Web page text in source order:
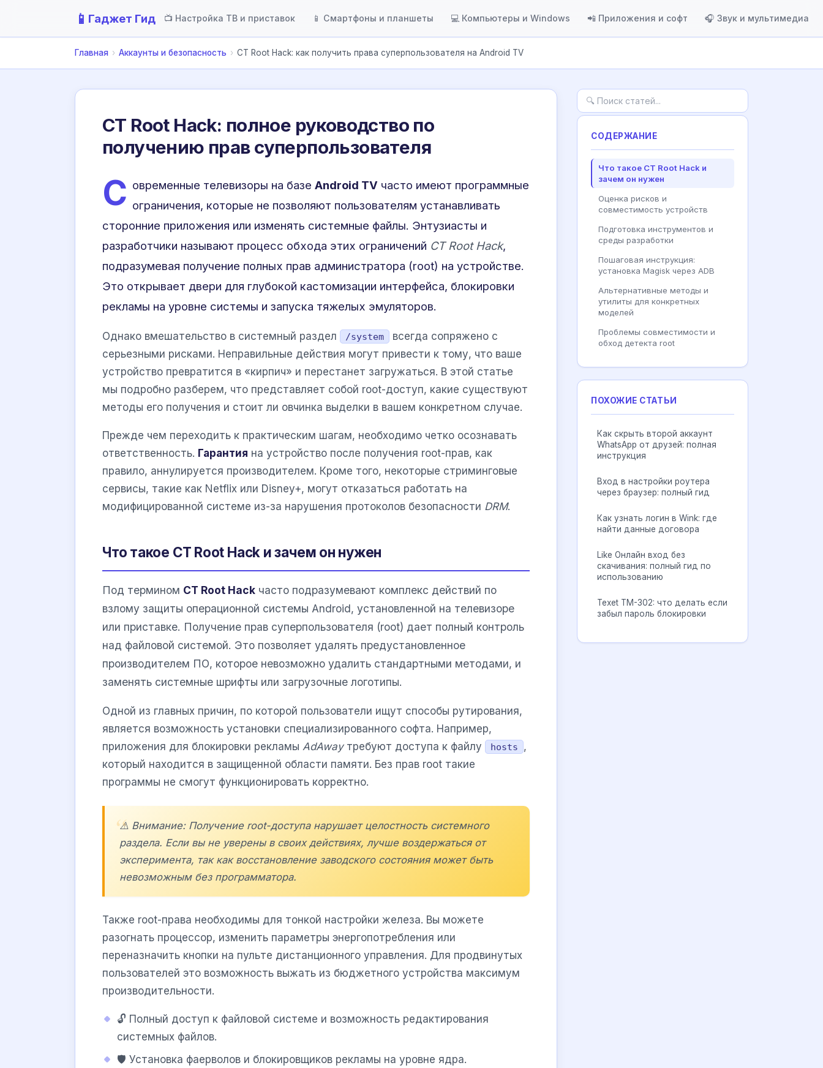
📱 Гаджет Гид 📺 Настройка ТВ и приставок 📱 Смартфоны и планшеты 💻 Компьютеры и Windows 📲 Приложения и софт 🎧 Звук и мультимедиа
Главная › Аккаунты и безопасность › CT Root Hack: как получить права суперпользователя на Android TV
CT Root Hack: полное руководство по
получению прав суперпользователя
С овременные телевизоры на базе Android TV часто имеют программные
ограничения, которые не позволяют пользователям устанавливать
сторонние приложения или изменять системные файлы. Энтузиасты и
разработчики называют процесс обхода этих ограничений CT Root Hack,
подразумевая получение полных прав администратора (root) на устройстве.
Это открывает двери для глубокой кастомизации интерфейса, блокировки
рекламы на уровне системы и запуска тяжелых эмуляторов.
Однако вмешательство в системный раздел /system
всегда сопряжено с
серьезными рисками. Неправильные действия могут привести к тому, что ваше
устройство превратится в «кирпич» и перестанет загружаться. В этой статье
мы подробно разберем, что представляет собой root-доступ, какие существуют
методы его получения и стоит ли овчинка выделки в вашем конкретном случае.
Прежде чем переходить к практическим шагам, необходимо четко осознавать
ответственность. Гарантия на устройство после получения root-прав, как
правило, аннулируется производителем. Кроме того, некоторые стриминговые
сервисы, такие как Netflix или Disney+, могут отказаться работать на
модифицированной системе из-за нарушения протоколов безопасности DRM.
Что такое CT Root Hack и зачем он нужен
Под термином CT Root Hack часто подразумевают комплекс действий по
взлому защиты операционной системы Android, установленной на телевизоре
или приставке. Получение прав суперпользователя (root) дает полный контроль
над файловой системой. Это позволяет удалять предустановленное
производителем ПО, которое невозможно удалить стандартными методами, и
заменять системные шрифты или загрузочные логотипы.
Одной из главных причин, по которой пользователи ищут способы рутирования,
является возможность установки специализированного софта. Например,
приложения для блокировки рекламы AdAwayтребуют доступа к файлу hosts
,
который находится в защищенной области памяти. Без прав root такие
программы не смогут функционировать корректно.
⚠️ Внимание: Получение root-доступа нарушает целостность системного
раздела. Если вы не уверены в своих действиях, лучше воздержаться от
эксперимента, так как восстановление заводского состояния может быть
невозможным без программатора.
Также root-права необходимы для тонкой настройки железа. Вы можете
разогнать процессор, изменить параметры энергопотребления или
переназначить кнопки на пульте дистанционного управления. Для продвинутых
пользователей это возможность выжать из бюджетного устройства максимум
производительности.
🔓 Полный доступ к файловой системе и возможность редактирования
системных файлов.
🛡️ Установка фаерволов и блокировщиков рекламы на уровне ядра.
СОДЕРЖАНИЕ
Что такое CT Root Hack и
зачем он нужен
Оценка рисков и
совместимость устройств
Подготовка инструментов и
среды разработки
Пошаговая инструкция:
установка Magisk через ADB
Альтернативные методы и
утилиты для конкретных
моделей
Проблемы совместимости и
обход детекта root
ПОХОЖИЕ СТАТЬИ
Как скрыть второй аккаунт
WhatsApp от друзей: полная
инструкция
Вход в настройки роутера
через браузер: полный гид
Как узнать логин в Wink: где
найти данные договора
Like Онлайн вход без
скачивания: полный гид по
использованию
Texet TM-302: что делать если
забыл пароль блокировки